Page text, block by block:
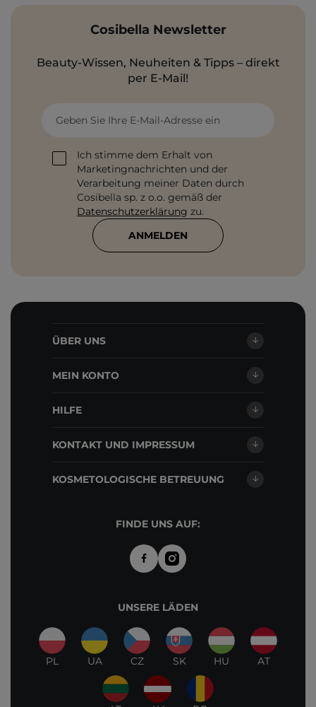
Cosibella Newsletter
Beauty-Wissen, Neuheiten & Tipps – direkt
per E-Mail!
Geben Sie Ihre E-Mail-Adresse ein
Ich stimme dem Erhalt von
Marketingnachrichten und der
Verarbeitung meiner Daten durch
Cosibella sp. z o.o. gemäß der
Datenschutzerklärung zu.
ANMELDEN
ÜBER UNS
MEIN KONTO
HILFE
KONTAKT UND IMPRESSUM
KOSMETOLOGISCHE BETREUUNG
FINDE UNS AUF:
UNSERE LÄDEN
PL UA CZ SK HU AT